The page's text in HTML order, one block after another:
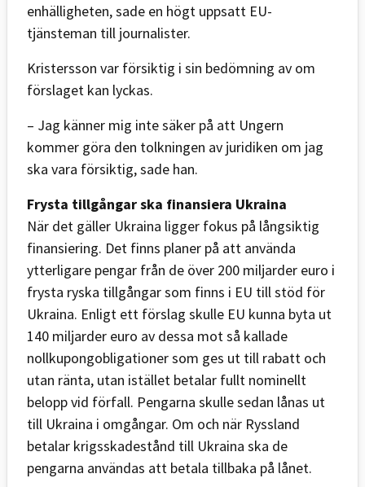
enhälligheten, sade en högt uppsatt EU-
tjänsteman till journalister.
Kristersson var försiktig i sin bedömning av om
förslaget kan lyckas.
– Jag känner mig inte säker på att Ungern
kommer göra den tolkningen av juridiken om jag
ska vara försiktig, sade han.
Frysta tillgångar ska finansiera Ukraina
När det gäller Ukraina ligger fokus på långsiktig
finansiering. Det finns planer på att använda
ytterligare pengar från de över 200 miljarder euro i
frysta ryska tillgångar som finns i EU till stöd för
Ukraina. Enligt ett förslag skulle EU kunna byta ut
140 miljarder euro av dessa mot så kallade
nollkupongobligationer som ges ut till rabatt och
utan ränta, utan istället betalar fullt nominellt
belopp vid förfall. Pengarna skulle sedan lånas ut
till Ukraina i omgångar. Om och när Ryssland
betalar krigsskadestånd till Ukraina ska de
pengarna användas att betala tillbaka på lånet.